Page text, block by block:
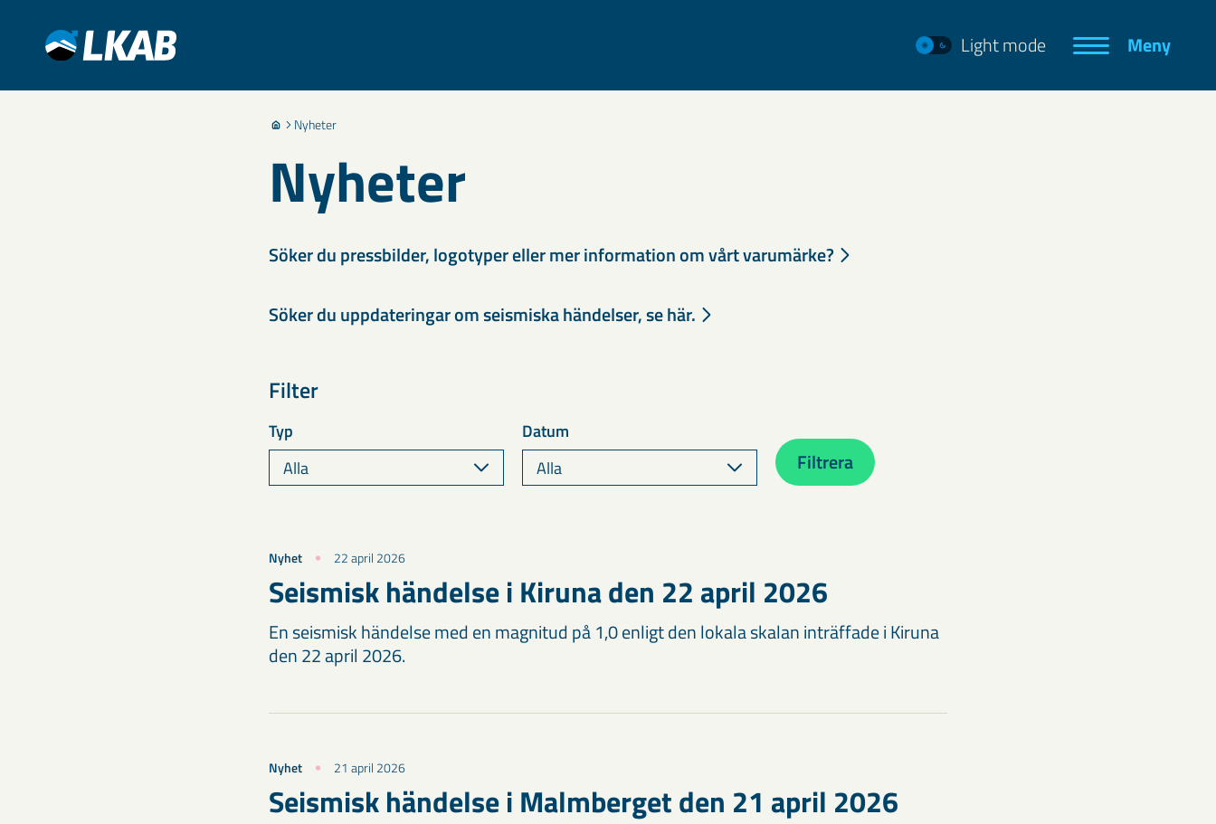
Light mode Meny
Nyheter
Nyheter
Söker du pressbilder, logotyper eller mer information om vårt varumärke?
Söker du uppdateringar om seismiska händelser, se här.
Filter
Typ Datum
Filtrera
Nyhet 22 april 2026
Seismisk händelse i Kiruna den 22 april 2026
En seismisk händelse med en magnitud på 1,0 enligt den lokala skalan inträffade i Kiruna
den 22 april 2026.
Nyhet 21 april 2026
Seismisk händelse i Malmberget den 21 april 2026